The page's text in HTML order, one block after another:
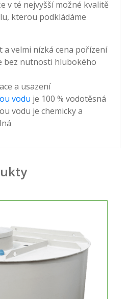
v té nejvyšší možné kvalitě
kterou podkládáme
a velmi nízká cena pořízení
bez nutnosti hlubokého
a usazení
vodu je 100 % vodotěsná
vodu je chemicky a